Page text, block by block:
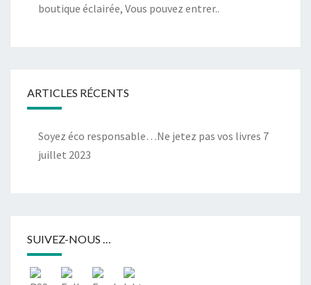
boutique éclairée, Vous pouvez entrer..
ARTICLES RÉCENTS
Soyez éco responsable…Ne jetez pas vos livres 7
juillet 2023
SUIVEZ-NOUS …